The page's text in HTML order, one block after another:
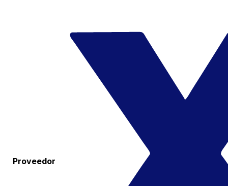
Proveedor